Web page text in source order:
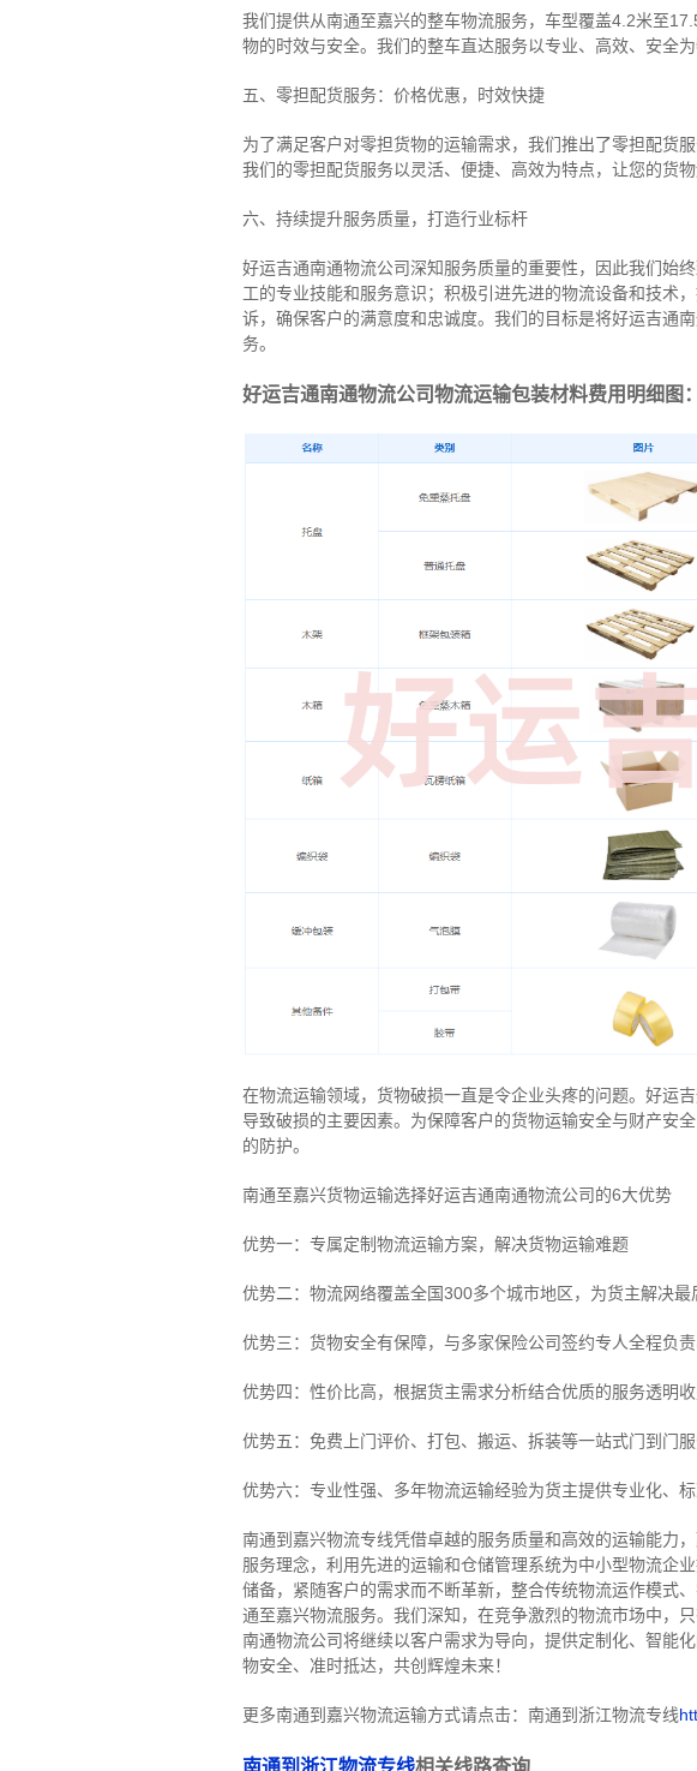
我们提供从南通至嘉兴的整车物流服务，车型覆盖4.2米至
物的时效与安全。我们的整车直达服务以专业、高效、安全
五、零担配货服务：价格优惠，时效快捷
为了满足客户对零担货物的运输需求，我们推出了零担配货
我们的零担配货服务以灵活、便捷、高效为特点，让您的货物
六、持续提升服务质量，打造行业标杆
好运吉通南通物流公司深知服务质量的重要性，因此我们始
工的专业技能和服务意识；积极引进先进的物流设备和技术
诉，确保客户的满意度和忠诚度。我们的目标是将好运吉通
务。
好运吉通南通物流公司物流运输包装材料费用明细图：
在物流运输领域，货物破损一直是令企业头疼的问题。好运
导致破损的主要因素。为保障客户的货物运输安全与财产安
的防护。
南通至嘉兴货物运输选择好运吉通南通物流公司的6大优势
优势一：专属定制物流运输方案，解决货物运输难题
优势二：物流网络覆盖全国300多个城市地区，为货主解决最
优势三：货物安全有保障，与多家保险公司签约专人全程负
优势四：性价比高，根据货主需求分析结合优质的服务透明
优势五：免费上门评价、打包、搬运、拆装等一站式门到门
优势六：专业性强、多年物流运输经验为货主提供专业化、
南通到嘉兴物流专线凭借卓越的服务质量和高效的运输能力
服务理念，利用先进的运输和仓储管理系统为中小型物流企
储备，紧随客户的需求而不断革新，整合传统物流运作模式
通至嘉兴物流服务。 我们深知，在竞争激烈的物流市场中，
南通物流公司将继续以客户需求为导向，提供定制化、智能
物安全、准时抵达，共创辉煌未来！
更多南通到嘉兴物流运输方式请点击：南通到浙江物流专线